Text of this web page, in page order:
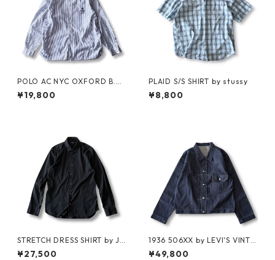
POLO AC NYC OXFORD B.D.
SHIRT by Polo Ralph Lauren
¥19,800
PLAID S/S SHIRT by stussy
¥8,800
STRETCH DRESS SHIRT by JIL
SANDER
¥27,500
1936 506XX by LEVI'S VINTA
GE GLOTHING NO-WASH
¥49,800